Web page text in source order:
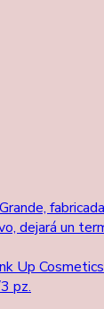
Up Cosmetics
pz.